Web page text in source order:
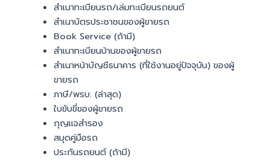
สำเนาทะเบียนรถ/เล่มทะเบียนรถยนต์
สำเนาบัตรประชาชนของผู้ขายรถ
Book Service (ถ้ามี)
สำเนาทะเบียนบ้านของผู้ขายรถ
สำเนาหน้าบัญชีธนาคาร (ที่ใช้งานอยู่ปัจจุบัน) ของผู้
ขายรถ
ภาษี/พรบ. (ล่าสุด)
ใบขับขี่ของผู้ขายรถ
กุญแจสำรอง
สมุดคู่มือรถ
ประกันรถยนต์ (ถ้ามี)